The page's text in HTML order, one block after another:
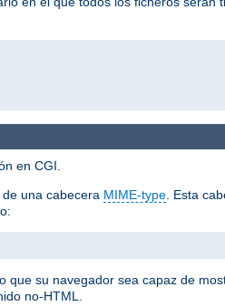
en CGI.
una cabecera MIME-type. Esta
su navegador sea capaz de
no-HTML.